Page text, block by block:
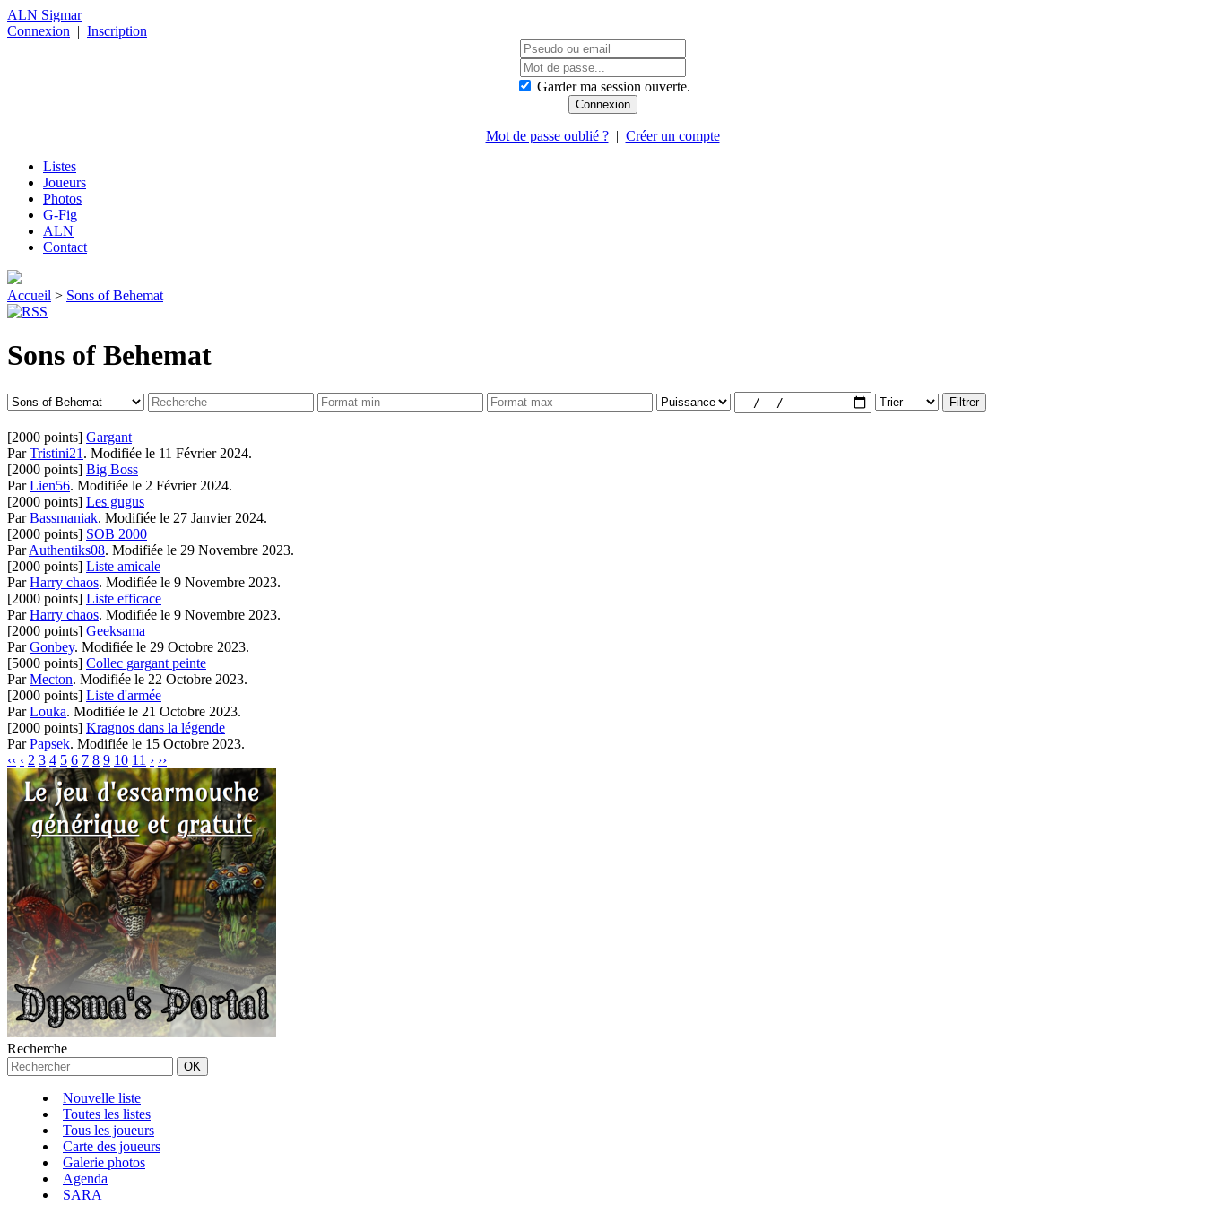
ALN Sigmar
Connexion | Inscription
Garder ma session ouverte.
Mot de passe oublié ?| Créer un compte
Listes
Joueurs
Photos
G-Fig
ALN
Contact
Accueil > Sons of Behemat
Sons of Behemat
[2000 points] Gargant
ParTristini21 . Modifiée le 11 Février 2024.
[2000 points] Big Boss
ParLien56. Modifiée le 2 Février 2024.
[2000 points] Les gugus
ParBassmaniak. Modifiée le 27 Janvier 2024.
[2000 points] SOB 2000
ParAuthentiks08. Modifiée le 29 Novembre 2023.
[2000 points] Liste amicale
ParHarry chaos. Modifiée le 9 Novembre 2023.
[2000 points] Liste efficace
ParHarry chaos. Modifiée le 9 Novembre 2023.
[2000 points] Geeksama
ParGonbey. Modifiée le 29 Octobre 2023.
[5000 points] Collec gargant peinte
ParMecton. Modifiée le 22 Octobre 2023.
[2000 points] Liste d'armée
ParLouka. Modifiée le 21 Octobre 2023.
[2000 points] Kragnos dans la légende
ParPapsek. Modifiée le 15 Octobre 2023.
‹‹ ‹ 2 3 4 5 6 7 8 9 10 11 › ››
Recherche
Nouvelle liste
Toutes les listes
Tous les joueurs
Carte des joueurs
Galerie photos
Agenda
SARA